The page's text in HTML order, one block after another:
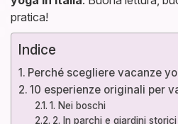
pratica!
Indice
Perché scegliere vacanze
10 esperienze originali per
1. Nei boschi
2. In parchi e giardini storici